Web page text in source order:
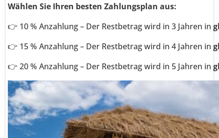
Wählen Sie Ihren besten Zahlungsplan aus:
👉 10 % Anzahlung – Der Restbetrag wird in 3 Jahren in
👉 15 % Anzahlung – Der Restbetrag wird in 4 Jahren in
👉 20 % Anzahlung – Der Restbetrag wird in 5 Jahren in